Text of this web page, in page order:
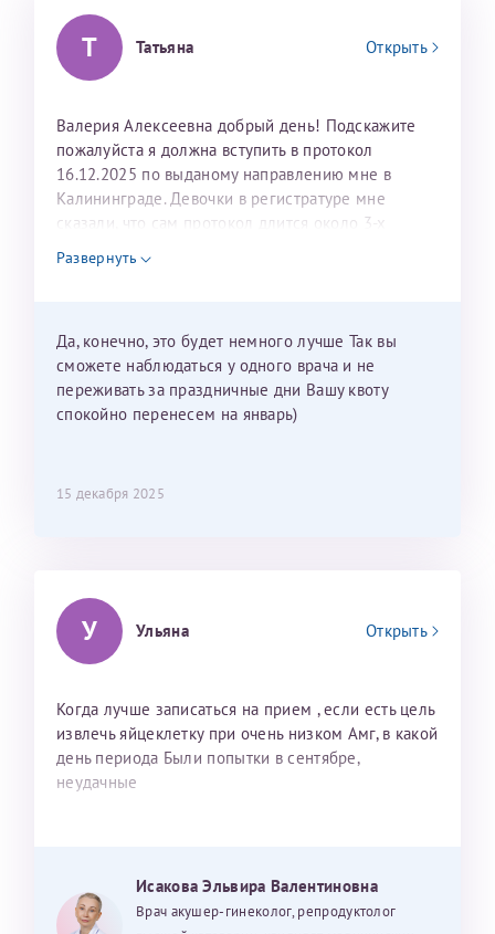
Т Татьяна Открыть
Валерия Алексеевна добрый день! Подскажите
пожалуйста я должна вступить в протокол
16.12.2025 по выданому направлению мне в
Калининграде. Девочки в регистратуре мне
сказали, что сам протокол длится около 3-х
недель и 3 недели я должна находится в Питере.
Можно мне новый год провести в Калининграде и
Развернуть
Да, конечно, это будет немного лучше Так вы
сможете наблюдаться у одного врача и не
переживать за праздничные дни Вашу квоту
спокойно перенесем на январь)
15 декабря 2025
У Ульяна Открыть
Когда лучше записаться на прием , если есть цель
извлечь яйцеклетку при очень низком Амг, в какой
день периода Были попытки в сентябре,
неудачные
Исакова Эльвира Валентиновна
Врач акушер-гинеколог, репродуктолог